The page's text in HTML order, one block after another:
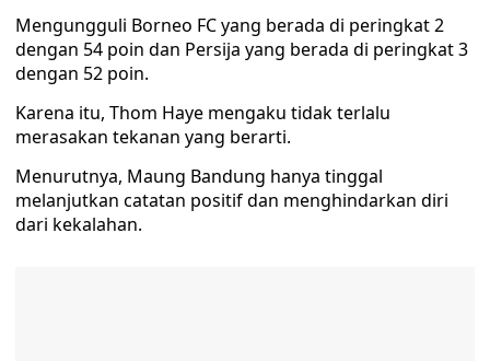
Mengungguli Borneo FC yang berada di peringkat 2
dengan 54 poin dan Persija yang berada di peringkat 3
dengan 52 poin.
Karena itu, Thom Haye mengaku tidak terlalu
merasakan tekanan yang berarti.
Menurutnya, Maung Bandung hanya tinggal
melanjutkan catatan positif dan menghindarkan diri
dari kekalahan.